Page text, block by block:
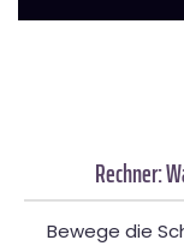
Rechner:
Bewege die